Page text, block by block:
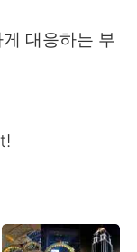
대응하는 부